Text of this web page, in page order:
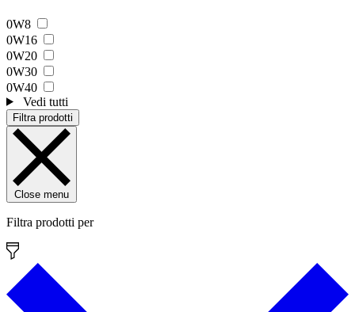
0W8
0W16
0W20
0W30
0W40
Vedi tutti
Filtra prodotti
Close menu
Filtra prodotti per